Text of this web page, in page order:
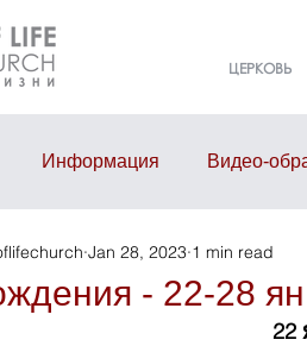
ЦЕРКОВЬ
Информация Видео-
отчёт События
- 22-28
Jan 28, 2023 1 min read
22